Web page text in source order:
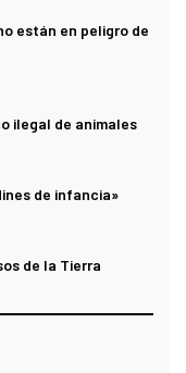
están en peligro de
ilegal de animales
de infancia»
de la Tierra